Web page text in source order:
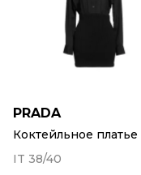
PRADA
Коктейльное платье
IT 38/40